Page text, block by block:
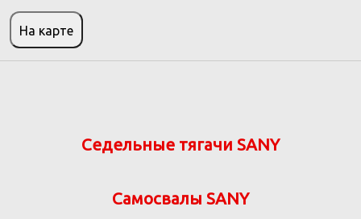
На карте
Седельные тягачи SANY
Самосвалы SANY